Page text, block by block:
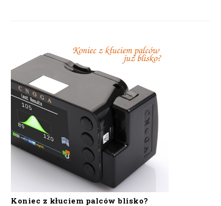
Koniec z kłuciem palców blisko?